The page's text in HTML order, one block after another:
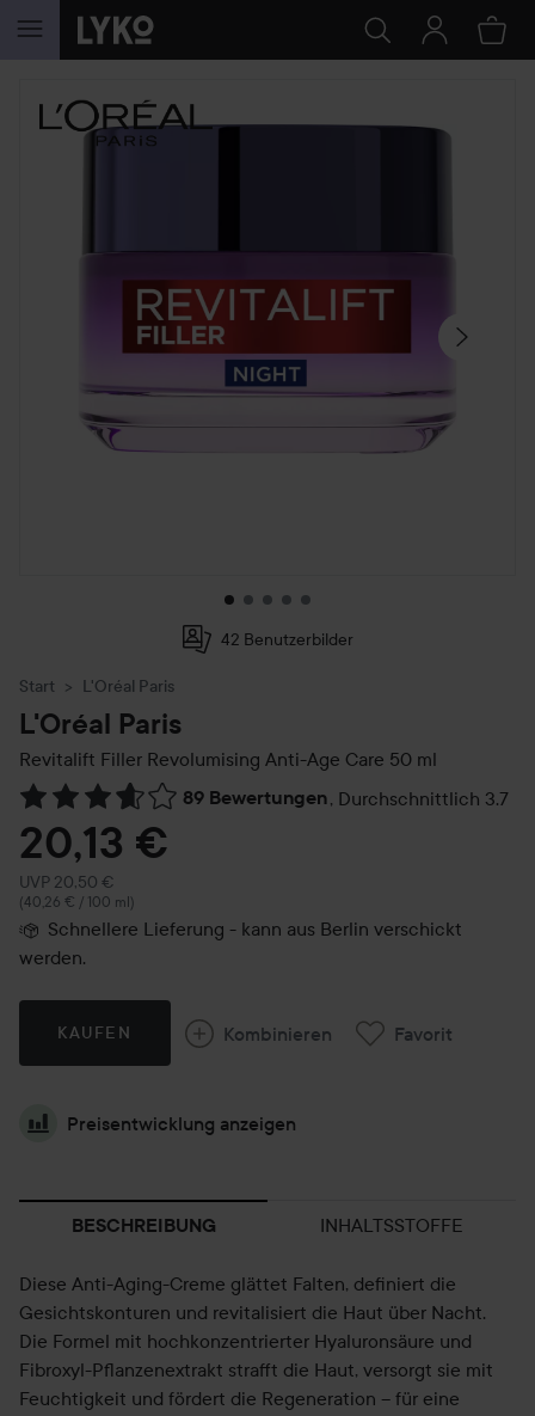
WEITER ZU INHALT
SEKTION ÜBERSPRINGEN
42 Benutzerbilder
Start L'Oréal Paris
L'Oréal Paris
Revitalift Filler Revolumising Anti-Age Care 50 ml
89 Bewertungen, Durchschnittlich 3.7
Weiter zu Reviews & Kommentare
20,13 €
UVP 20,50 €
Empfohlener Preis 20,50 €
(40,26 € / 100 ml)
Schnellere Lieferung - kann aus Berlin verschickt
werden.
KAUFEN Kombinieren Favorit
Preisentwicklung anzeigen
BESCHREIBUNG INHALTSSTOFFE
Diese Anti-Aging-Creme glättet Falten, definiert die
Gesichtskonturen und revitalisiert die Haut über Nacht.
Die Formel mit hochkonzentrierter Hyaluronsäure und
Fibroxyl-Pflanzenextrakt strafft die Haut, versorgt sie mit
Feuchtigkeit und fördert die Regeneration – für eine